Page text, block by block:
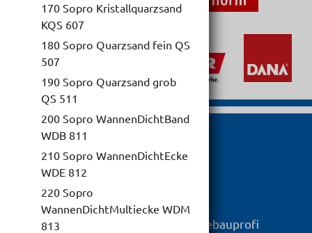
170 Sopro Kristallquarzsand
KQS 607
180 Sopro Quarzsand fein QS
507
190 Sopro Quarzsand grob
QS 511
200 Sopro WannenDichtBand
WDB 811
210 Sopro WannenDichtEcke
WDE 812
220 Sopro
WannenDichtMultiecke WDM
813

KOLAR
hagebauprofi